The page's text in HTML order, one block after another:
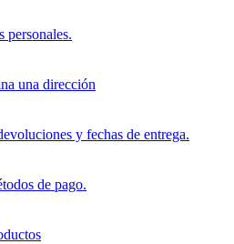
personales.
una dirección
y fechas de entrega.
de pago.